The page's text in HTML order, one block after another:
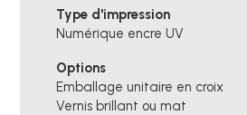
Type d'impression
Numérique encre UV
Options
Emballage unitaire en croix
Vernis brillant ou mat